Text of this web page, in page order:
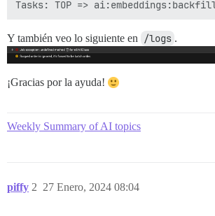
Y también veo lo siguiente en /logs .
¡Gracias por la ayuda!
Weekly Summary of AI topics
piffy 27 Enero, 2024 08:04
2